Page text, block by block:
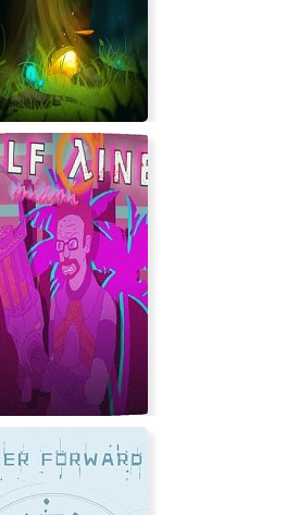
Bibots
True Hate